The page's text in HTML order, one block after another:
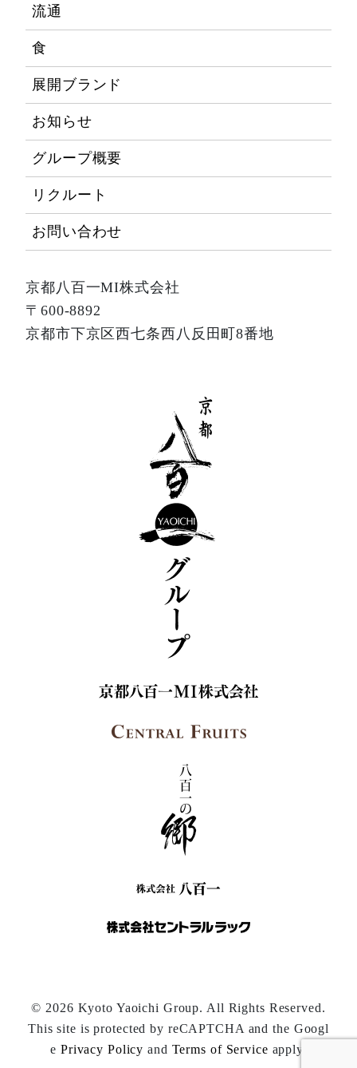
流通
食
展開ブランド
お知らせ
グループ概要
リクルート
お問い合わせ
京都八百一MI株式会社
〒600-8892
京都市下京区西七条西八反田町8番地
© 2026 Kyoto Yaoichi Group. All Rights Reserved.
This site is protected by reCAPTCHA and the Googl
e Privacy Policy and Terms of Service apply.